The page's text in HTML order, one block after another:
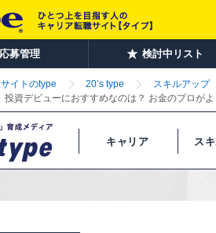
応募管理 検討中リスト
イトのtype 20’s type スキルアップ
投資デビューにおすすめなのは？ お金のプロが
キャリア ス